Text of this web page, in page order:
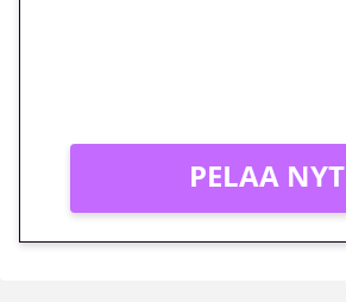
PELAA NYT